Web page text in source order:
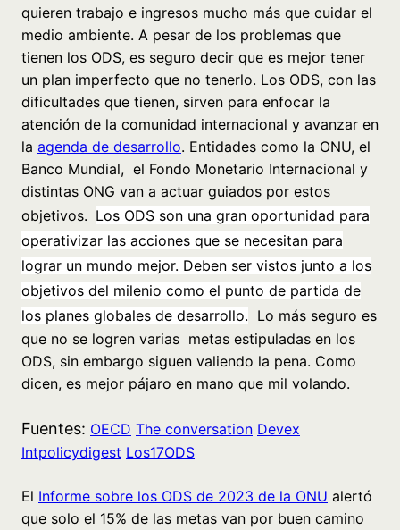
quieren trabajo e ingresos mucho más que cuidar el
medio ambiente. A pesar de los problemas que
tienen los ODS, es seguro decir que es mejor tener
un plan imperfecto que no tenerlo. Los ODS, con las
dificultades que tienen, sirven para enfocar la
atención de la comunidad internacional y avanzar en
la agenda de desarrollo. Entidades como la ONU, el
Banco Mundial, el Fondo Monetario Internacional y
distintas ONG van a actuar guiados por estos
objetivos. Los ODS son una gran oportunidad para
operativizar las acciones que se necesitan para
lograr un mundo mejor. Deben ser vistos junto a los
objetivos del milenio como el punto de partida de
los planes globales de desarrollo. Lo más seguro es
que no se logren varias metas estipuladas en los
ODS, sin embargo siguen valiendo la pena. Como
dicen, es mejor pájaro en mano que mil volando.
Fuentes: OECD The conversation Devex
Intpolicydigest Los17ODS
El Informe sobre los ODS de 2023 de la ONU alertó
que solo el 15% de las metas van por buen camino